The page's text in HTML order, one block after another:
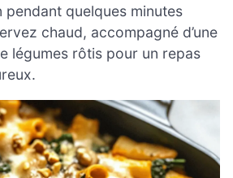
quelques minutes
chaud, accompagné d’une
légumes rôtis pour un repas